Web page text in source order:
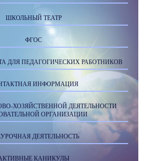
ШКОЛЬНЫЙ ТЕАТР
ФГОС
ДЛЯ ПЕДАГОГИЧЕСКИХ РАБОТНИКОВ
ИНФОРМАЦИЯ
ХОЗЯЙСТВЕННОЙ ДЕЯТЕЛЬНОСТИ
ОРГАНИЗАЦИИ
ДЕЯТЕЛЬНОСТЬ
КАНИКУЛЫ